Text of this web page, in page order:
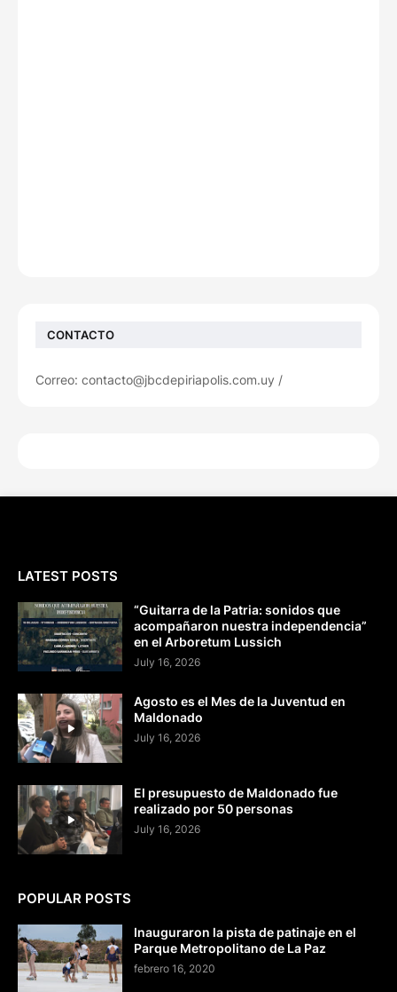
CONTACTO
Correo: contacto@jbcdepiriapolis.com.uy /
LATEST POSTS
“Guitarra de la Patria: sonidos que
acompañaron nuestra independencia”
en el Arboretum Lussich
July 16, 2026
Agosto es el Mes de la Juventud en
Maldonado
July 16, 2026
El presupuesto de Maldonado fue
realizado por 50 personas
July 16, 2026
POPULAR POSTS
Inauguraron la pista de patinaje en el
Parque Metropolitano de La Paz
febrero 16, 2020